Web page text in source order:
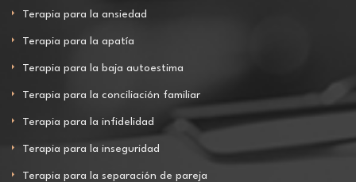
Terapia para la ansiedad
Terapia para la apatía
Terapia para la baja autoestima
Terapia para la conciliación familiar
Terapia para la infidelidad
Terapia para la inseguridad
Terapia para la separación de pareja